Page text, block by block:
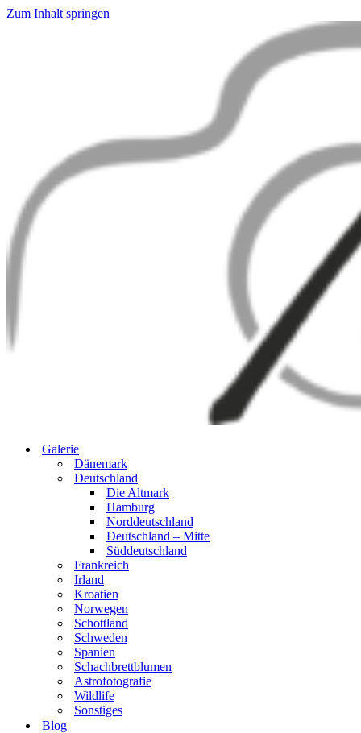
Zum Inhalt springen
Galerie
Dänemark
Deutschland
Die Altmark
Hamburg
Norddeutschland
Deutschland – Mitte
Süddeutschland
Frankreich
Irland
Kroatien
Norwegen
Schottland
Schweden
Spanien
Schachbrettblumen
Astrofotografie
Wildlife
Sonstiges
Blog